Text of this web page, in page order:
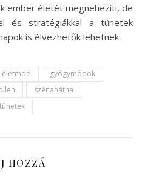
ember életét megnehezíti, de
és stratégiákkal a tünetek
is élvezhetők lehetnek.
életmód
gyógymódok
szénanátha
tünetek
HOZZÁ